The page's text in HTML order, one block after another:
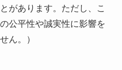
があります。ただし、こ
公平性や誠実性に影響を
ん。）